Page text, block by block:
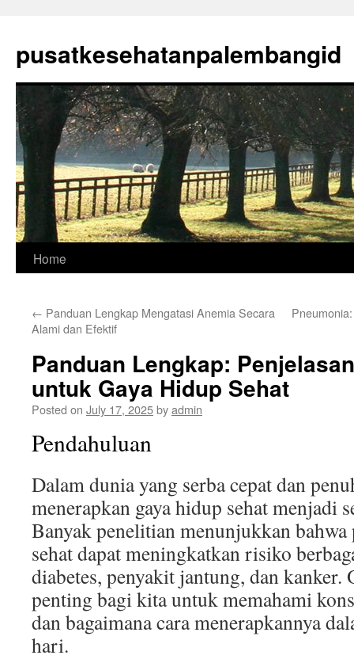
content
pusatkesehatanpalembangid
Home
← Panduan Lengkap Mengatasi Anemia Secara
Alami dan Efektif
Panduan Lengkap:
untuk Gaya Hidup Sehat
Posted on July 17, 2025byadmin
Pendahuluan
Dalam dunia yang serba cepat dan
menerapkan gaya hidup sehat menjadi
Banyak penelitian menunjukkan
sehat dapat meningkatkan risiko
diabetes, penyakit jantung, dan kanker.
penting bagi kita untuk memahami
dan bagaimana cara menerapkannya
hari.